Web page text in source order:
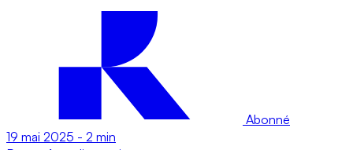
Abonné
19 mai 2025 - 2 min